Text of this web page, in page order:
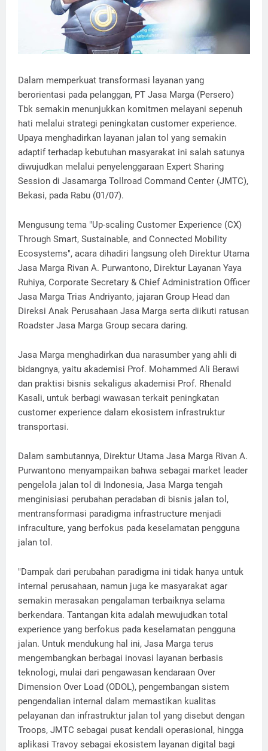
Dalam memperkuat transformasi layanan yang
berorientasi pada pelanggan, PT Jasa Marga (Persero)
Tbk semakin menunjukkan komitmen melayani sepenuh
hati melalui strategi peningkatan customer experience.
Upaya menghadirkan layanan jalan tol yang semakin
adaptif terhadap kebutuhan masyarakat ini salah satunya
diwujudkan melalui penyelenggaraan Expert Sharing
Session di Jasamarga Tollroad Command Center (JMTC),
Bekasi, pada Rabu (01/07).
Mengusung tema "Up-scaling Customer Experience (CX)
Through Smart, Sustainable, and Connected Mobility
Ecosystems", acara dihadiri langsung oleh Direktur Utama
Jasa Marga Rivan A. Purwantono, Direktur Layanan Yaya
Ruhiya, Corporate Secretary & Chief Administration Officer
Jasa Marga Trias Andriyanto, jajaran Group Head dan
Direksi Anak Perusahaan Jasa Marga serta diikuti ratusan
Roadster Jasa Marga Group secara daring.
Jasa Marga menghadirkan dua narasumber yang ahli di
bidangnya, yaitu akademisi Prof. Mohammed Ali Berawi
dan praktisi bisnis sekaligus akademisi Prof. Rhenald
Kasali, untuk berbagi wawasan terkait peningkatan
customer experience dalam ekosistem infrastruktur
transportasi.
Dalam sambutannya, Direktur Utama Jasa Marga Rivan A.
Purwantono menyampaikan bahwa sebagai market leader
pengelola jalan tol di Indonesia, Jasa Marga tengah
menginisiasi perubahan peradaban di bisnis jalan tol,
mentransformasi paradigma infrastructure menjadi
infraculture, yang berfokus pada keselamatan pengguna
jalan tol.
"Dampak dari perubahan paradigma ini tidak hanya untuk
internal perusahaan, namun juga ke masyarakat agar
semakin merasakan pengalaman terbaiknya selama
berkendara. Tantangan kita adalah mewujudkan total
experience yang berfokus pada keselamatan pengguna
jalan. Untuk mendukung hal ini, Jasa Marga terus
mengembangkan berbagai inovasi layanan berbasis
teknologi, mulai dari pengawasan kendaraan Over
Dimension Over Load (ODOL), pengembangan sistem
pengendalian internal dalam memastikan kualitas
pelayanan dan infrastruktur jalan tol yang disebut dengan
Troops, JMTC sebagai pusat kendali operasional, hingga
aplikasi Travoy sebagai ekosistem layanan digital bagi